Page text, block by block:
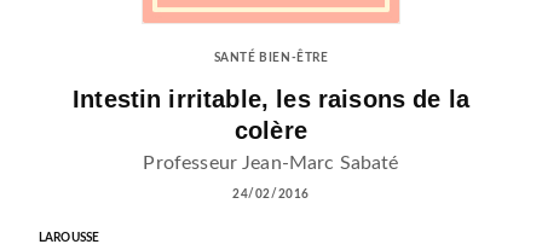
SANTÉ BIEN-ÊTRE
Intestin irritable, les raisons de la
colère
Professeur Jean-Marc Sabaté
24/02/2016
LAROUSSE